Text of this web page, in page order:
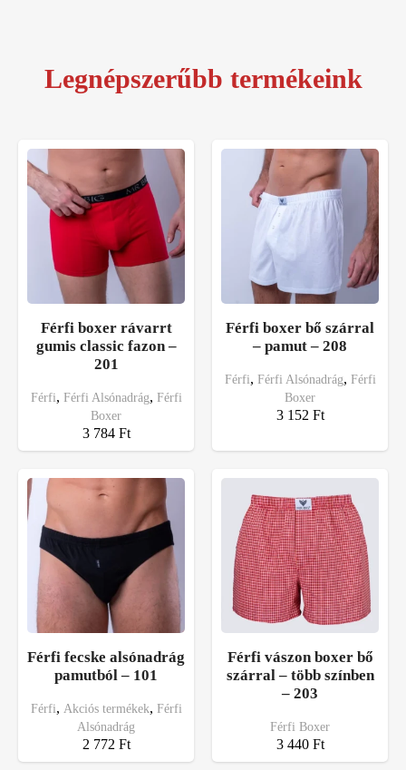
Legnépszerűbb termékeink
Férfi boxer rávarrt
gumis classic fazon –
201
Férfi, Férfi Alsónadrág, Férfi
Boxer
3 784 Ft
Férfi boxer bő szárral
– pamut – 208
Férfi, Férfi Alsónadrág, Férfi
Boxer
3 152 Ft
Férfi fecske alsónadrág
pamutból – 101
Férfi, Akciós termékek, Férfi
Alsónadrág
2 772 Ft
Férfi vászon boxer bő
szárral – több színben
– 203
Férfi Boxer
3 440 Ft